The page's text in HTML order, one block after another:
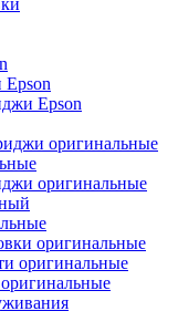
Epson
Epson
оригинальные
оригинальные
оригинальные
оригинальные